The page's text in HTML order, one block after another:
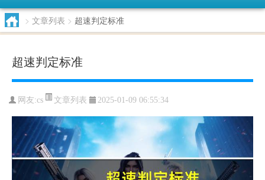
> 文章列表 > 超速判定标准
超速判定标准
网友:cs 文章列表 2025-01-09 06:55:34